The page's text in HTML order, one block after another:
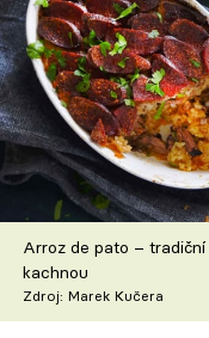
Články
TV Program
Škola vaření
Recepty z TV
Speciál: Cuketa
Těhotnej kuchař
Arroz de pato –
kachnou
Zdroj: Marek Kučera